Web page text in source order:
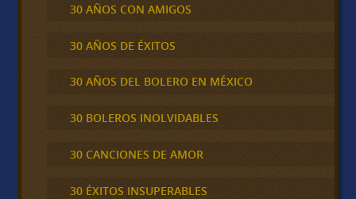
30 AÑOS CON AMIGOS
30 AÑOS DE ÉXITOS
30 AÑOS DEL BOLERO EN MÉXICO
30 BOLEROS INOLVIDABLES
30 CANCIONES DE AMOR
30 ÉXITOS INSUPERABLES